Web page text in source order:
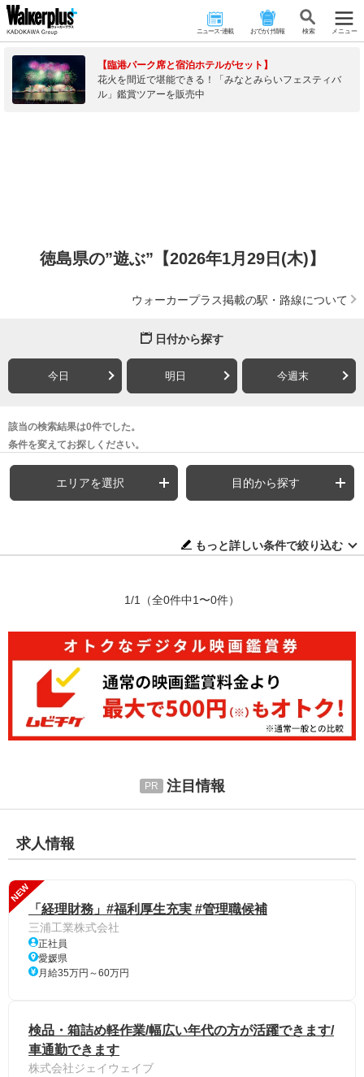
ニュース･連載 おでかけ情報 検 索 メニュー
【臨港パーク席と宿泊ホテルがセット】
花火を間近で堪能できる！「みなとみらいフェスティバ
ル」鑑賞ツアーを販売中
徳島県の”遊ぶ”【2026年1月29日(木)】
ウォーカープラス掲載の駅・路線について
日付から探す
今日 明日 今週末
該当の検索結果は0件でした。
条件を変えてお探しください。
エリアを選択 目的から探す
もっと詳しい条件で絞り込む
1/1 （全0件中1〜0件）
注目情報
求人情報
NEW
「経理財務」#福利厚生充実 #管理職候補
三浦工業株式会社
正社員
愛媛県
月給35万円～60万円
検品・箱詰め軽作業/幅広い年代の方が活躍できます/
車通勤できます
株式会社ジェイウェイブ